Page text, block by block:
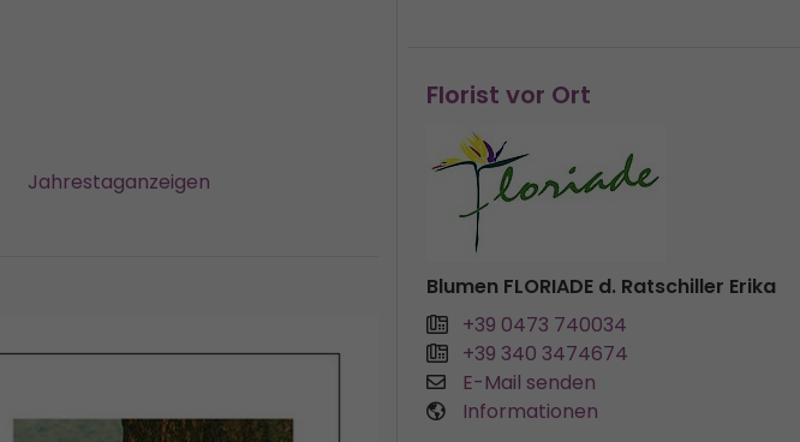
Jahrestaganzeigen
Florist vor Ort
Blumen FLORIADE d. Ratschiller Erika
+39 0473 740034
+39 340 3474674
E-Mail senden
Informationen